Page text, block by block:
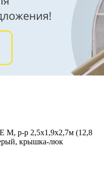
M, р-р 2,5х1,9х2,7м (12,8
крышка-люк